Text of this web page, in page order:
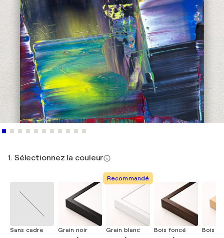
1. Sélectionnez la couleur
Sans cadre
Grain noir
Recommandé
Grain blanc
Bois foncé
Bois